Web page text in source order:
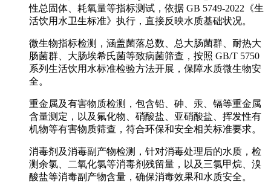
性总固体、耗氧量等指标测试，依据 GB 5749-2022《生
活饮用水卫生标准》执行，直接反映水质基础状况。
微生物指标检测，涵盖菌落总数、总大肠菌群、耐热大
肠菌群、大肠埃希氏菌等致病菌筛查，按照 GB/T 5750
系列生活饮用水标准检验方法开展，保障水质微生物安
全。
重金属及有害物质检测，包含铅、砷、汞、镉等重金属
含量测定，以及氟化物、硝酸盐、亚硝酸盐、挥发性有
机物等有害物质筛查，符合环保和安全相关标准要求。
消毒剂及消毒副产物检测，针对消毒处理后的水质，检
测余氯、二氧化氯等消毒剂残留量，以及三氯甲烷、溴
酸盐等消毒副产物含量，确保消毒效果和水质安全。